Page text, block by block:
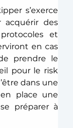
s’exerce
acquérir des
et
en cas
prendre le
pour le risk
dans une
place une
préparer à